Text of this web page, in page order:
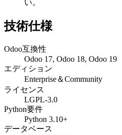
い。
技術仕様
Odoo互換性
Odoo 17, Odoo 18, Odoo 19
エディション
Enterprise＆Community
ライセンス
LGPL-3.0
Python要件
Python 3.10+
データベース